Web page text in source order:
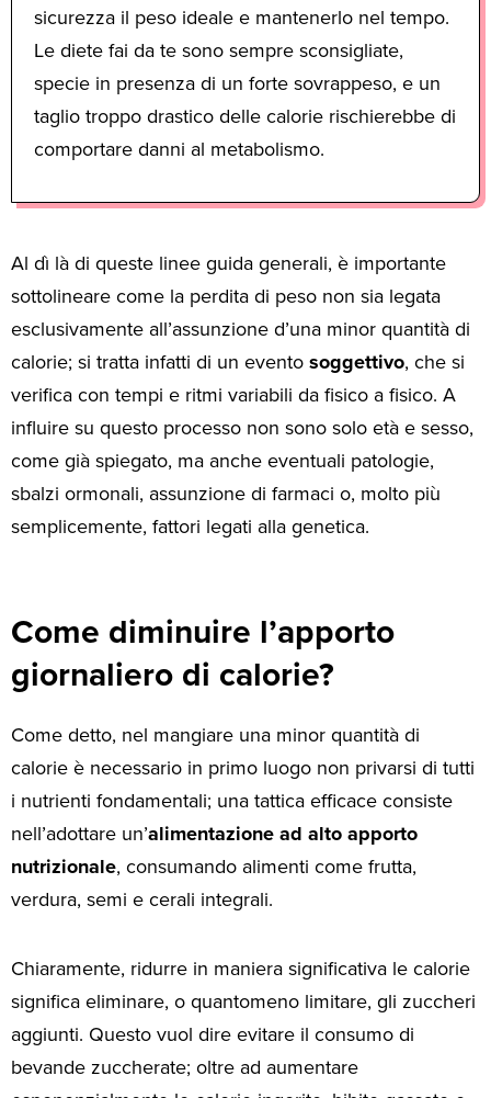
sicurezza il peso ideale e mantenerlo nel tempo.
Le diete fai da te sono sempre sconsigliate,
specie in presenza di un forte sovrappeso, e un
taglio troppo drastico delle calorie rischierebbe di
comportare danni al metabolismo.
Al dì là di queste linee guida generali, è importante
sottolineare come la perdita di peso non sia legata
esclusivamente all’assunzione d’una minor quantità di
calorie; si tratta infatti di un eventosoggettivo, che si
verifica con tempi e ritmi variabili da fisico a fisico. A
influire su questo processo non sono solo età e sesso,
come già spiegato, ma anche eventuali patologie,
sbalzi ormonali, assunzione di farmaci o, molto più
semplicemente, fattori legati alla genetica.
Come diminuire l’apporto
giornaliero di calorie?
Come detto, nel mangiare una minor quantità di
calorie è necessario in primo luogo non privarsi di tutti
i nutrienti fondamentali; una tattica efficace consiste
nell’adottare un’alimentazione ad alto apporto
nutrizionale, consumando alimenti come frutta,
verdura, semi e cerali integrali.
Chiaramente, ridurre in maniera significativa le calorie
significa eliminare, o quantomeno limitare, gli zuccheri
aggiunti. Questo vuol dire evitare il consumo di
bevande zuccherate; oltre ad aumentare